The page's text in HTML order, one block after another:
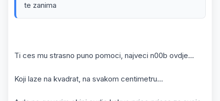
te zanima
Ti ces mu strasno puno pomoci, najveci n00b ovdje...
Koji laze na kvadrat, na svakom centimetru...